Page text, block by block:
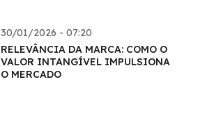
30/01/2026 - 07:20
RELEVÂNCIA DA MARCA: COMO O
VALOR INTANGÍVEL IMPULSIONA
O MERCADO